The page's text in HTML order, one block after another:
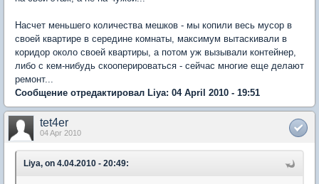
Насчет меньшего количества мешков - мы копили весь мусор в
своей квартире в середине комнаты, максимум вытаскивали в
коридор около своей квартиры, а потом уж вызывали контейнер,
либо с кем-нибудь скооперироваться - сейчас многие еще делают
ремонт...
Сообщение отредактировал Liya: 04 April 2010 - 19:51
tet4er
04 Apr 2010
Liya, on 4.04.2010 - 20:49: